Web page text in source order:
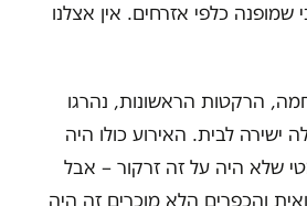
שמופנה כלפי אזרחים. אין אצלנו
הרקטות הראשונות, נהרגו
ישירה לבית. האירוע כולו היה
שלא היה על זה זרקור – אבל
והכפרים הלא מוכרים זה היה